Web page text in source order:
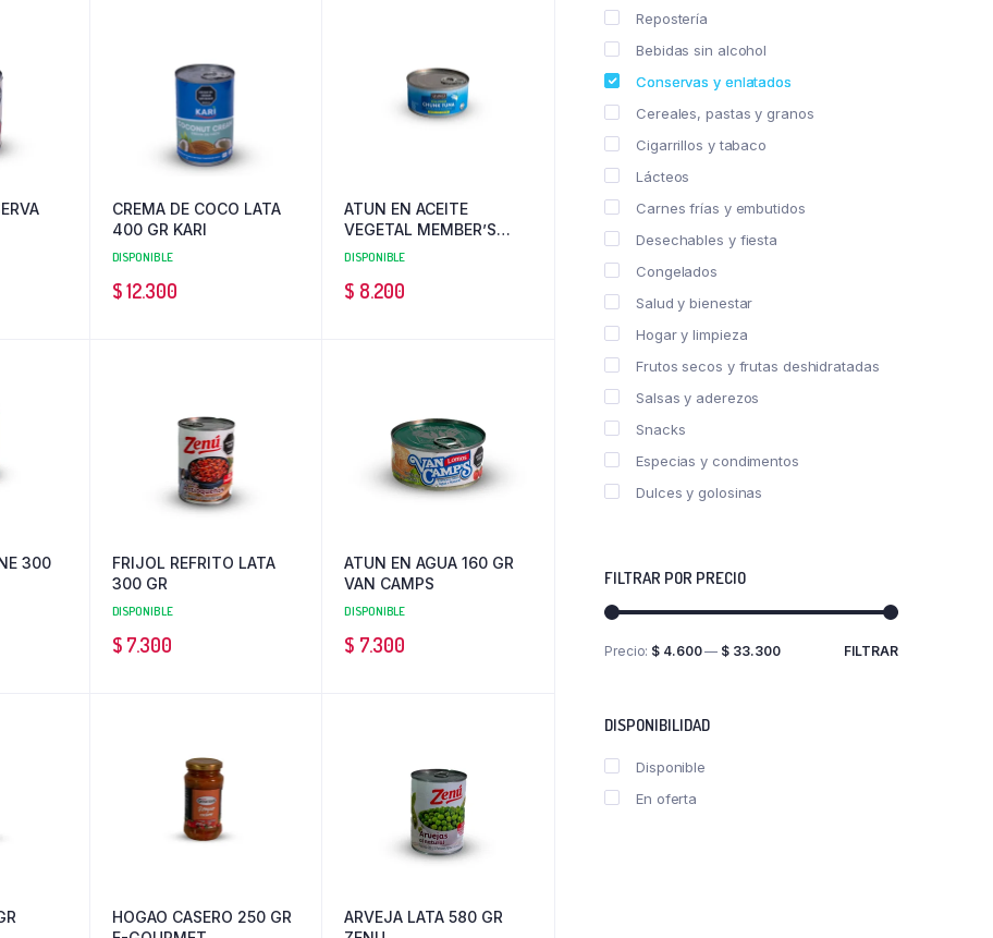
CREMA DE COCO LATA
400 GR KARI
DISPONIBLE
$12.300
ATUN EN ACEITE
VEGETAL MEMBER’S
SELECTION 136 GR
DISPONIBLE
$ 8.200
300
FRIJOL REFRITO LATA
300 GR
DISPONIBLE
$ 7.300
ATUN EN AGUA 160 GR
VAN CAMPS
DISPONIBLE
$ 7.300
HOGAO CASERO 250 GR
ARVEJA LATA 580 GR
Repostería
Bebidas sin alcohol
Conservas y enlatados
Cereales, pastas y granos
Cigarrillos y tabaco
Lácteos
Carnes frías y embutidos
Desechables y fiesta
Congelados
Salud y bienestar
Hogar y limpieza
Frutos secos y frutas deshidratadas
Salsas y aderezos
Snacks
Especias y condimentos
Dulces y golosinas
FILTRAR POR PRECIO
Precio
Precio
FILTRAR
Precio: $ 4.600— $ 33.300
DISPONIBILIDAD
Disponible
En oferta